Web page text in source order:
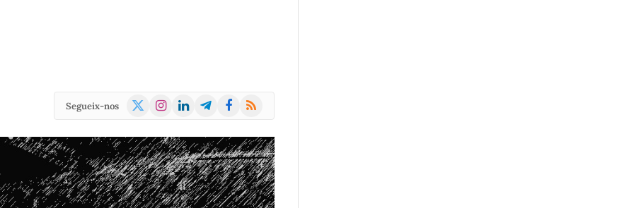
Segueix-nos
X
Instagram
LinkedInTelegramFacebook
RSS